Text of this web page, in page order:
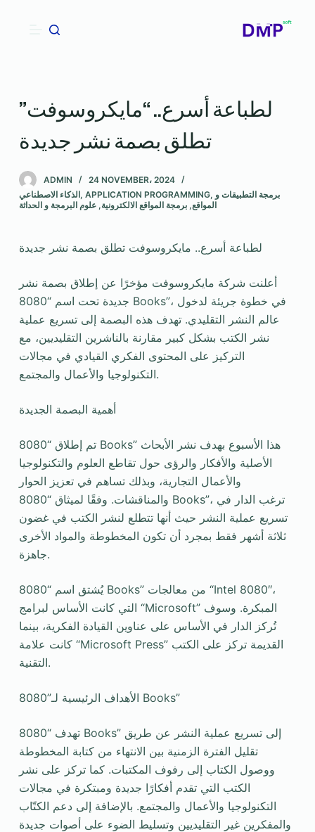
o
o
e
لطباعة أسرع.. “مايكروسوفت”
تطلق بصمة نشر جديدة
ADMIN
24 NOVEMBER، 2024
الذكاء الاصطناعي, APPLICATION PROGRAMMING, برمجة التطبيقات و
المواقع,برمجة المواقع الالكترونية,علوم البرمجة و الحداثة
لطباعة أسرع.. مايكروسوفت تطلق بصمة نشر جديدة
أعلنت شركة مايكروسوفت مؤخرًا عن إطلاق بصمة نشر
جديدة تحت اسم “8080 Books”، في خطوة جريئة لدخول
عالم النشر التقليدي. تهدف هذه البصمة إلى تسريع عملية
نشر الكتب بشكل كبير مقارنة بالناشرين التقليديين، مع
التركيز على المحتوى الفكري القيادي في مجالات
التكنولوجيا والأعمال والمجتمع.
أهمية البصمة الجديدة
تم إطلاق “8080 Books” هذا الأسبوع بهدف نشر الأبحاث
الأصلية والأفكار والرؤى حول تقاطع العلوم والتكنولوجيا
والأعمال التجارية، وبذلك تساهم في تعزيز الحوار
والمناقشات. وفقًا لميثاق “8080 Books”، ترغب الدار في
تسريع عملية النشر حيث أنها تتطلع لنشر الكتب في غضون
ثلاثة أشهر فقط بمجرد أن تكون المخطوطة والمواد الأخرى
جاهزة.
يُشتق اسم “8080 Books” من معالجات “Intel 8080″،
التي كانت الأساس لبرامج “Microsoft” المبكرة. وسوف
تُركز الدار في الأساس على عناوين القيادة الفكرية، بينما
كانت علامة “Microsoft Press” القديمة تركز على الكتب
التقنية.
الأهداف الرئيسية لـ”8080 Books”
تهدف “8080 Books” إلى تسريع عملية النشر عن طريق
تقليل الفترة الزمنية بين الانتهاء من كتابة المخطوطة
ووصول الكتاب إلى رفوف المكتبات. كما تركز على نشر
الكتب التي تقدم أفكارًا جديدة ومبتكرة في مجالات
التكنولوجيا والأعمال والمجتمع. بالإضافة إلى دعم الكتّاب
والمفكرين غير التقليديين وتسليط الضوء على أصوات جديدة